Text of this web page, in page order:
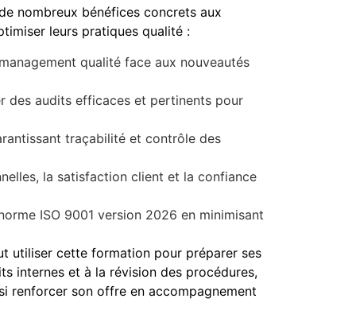
nombreux bénéfices concrets aux
leurs pratiques qualité :
qualité face aux nouveautés
des audits efficaces et pertinents pour
traçabilité et contrôle des
la satisfaction client et la confiance
ISO 9001 version 2026 en minimisant
utiliser cette formation pour préparer ses
internes et à la révision des procédures,
renforcer son offre en accompagnement